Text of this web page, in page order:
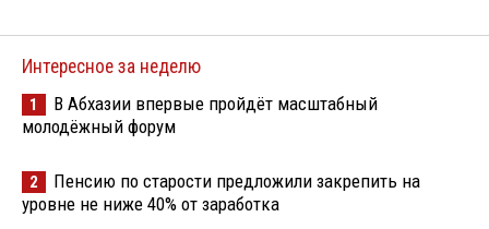
Интересное за неделю
1
В Абхазии впервые пройдёт масштабный
молодёжный форум
2
Пенсию по старости предложили закрепить на
уровне не ниже 40% от заработка